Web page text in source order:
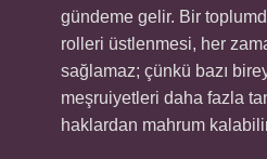
gündeme gelir. Bir
rolleri üstlenmesi, her
sağlamaz; çünkü bazı
meşruiyetleri daha fazla
haklardan mahrum